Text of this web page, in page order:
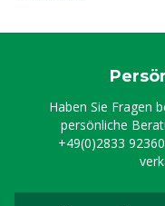
Haben Sie Fragen
persönliche
+49(0)2833 92360